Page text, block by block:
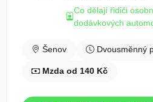
Co dělají řidiči
dodávkových
Šenov Dvousměnný
Mzda od 140 Kč